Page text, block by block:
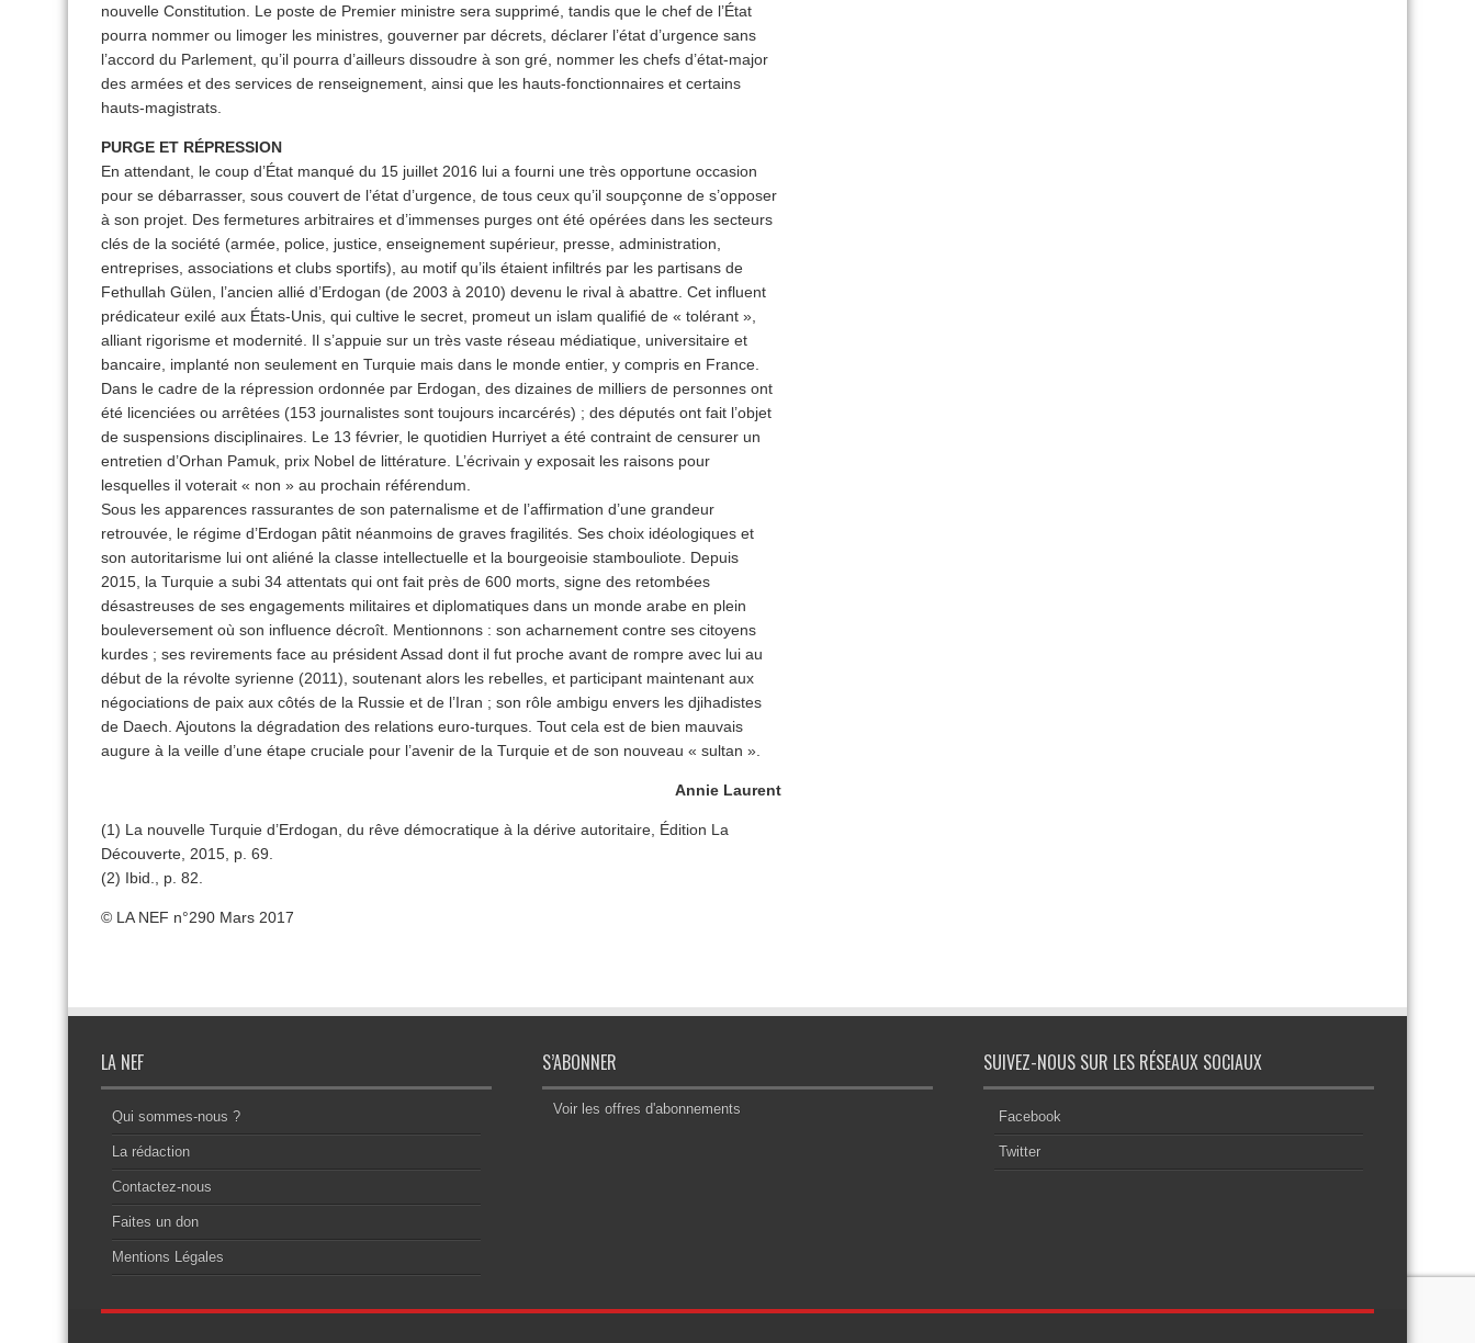
nouvelle Constitution. Le poste de Premier ministre sera supprimé, tandis que le chef de l’État
pourra nommer ou limoger les ministres, gouverner par décrets, déclarer l’état d’urgence sans
l’accord du Parlement, qu’il pourra d’ailleurs dissoudre à son gré, nommer les chefs d’état-major
des armées et des services de renseignement, ainsi que les hauts-fonctionnaires et certains
hauts-magistrats.
PURGE ET RÉPRESSION
En attendant, le coup d’État manqué du 15 juillet 2016 lui a fourni une très opportune occasion
pour se débarrasser, sous couvert de l’état d’urgence, de tous ceux qu’il soupçonne de s’opposer
à son projet. Des fermetures arbitraires et d’immenses purges ont été opérées dans les secteurs
clés de la société (armée, police, justice, enseignement supérieur, presse, administration,
entreprises, associations et clubs sportifs), au motif qu’ils étaient infiltrés par les partisans de
Fethullah Gülen, l’ancien allié d’Erdogan (de 2003 à 2010) devenu le rival à abattre. Cet influent
prédicateur exilé aux États-Unis, qui cultive le secret, promeut un islam qualifié de « tolérant »,
alliant rigorisme et modernité. Il s’appuie sur un très vaste réseau médiatique, universitaire et
bancaire, implanté non seulement en Turquie mais dans le monde entier, y compris en France.
Dans le cadre de la répression ordonnée par Erdogan, des dizaines de milliers de personnes ont
été licenciées ou arrêtées (153 journalistes sont toujours incarcérés) ; des députés ont fait l’objet
de suspensions disciplinaires. Le 13 février, le quotidien Hurriyet a été contraint de censurer un
entretien d’Orhan Pamuk, prix Nobel de littérature. L’écrivain y exposait les raisons pour
lesquelles il voterait « non » au prochain référendum.
Sous les apparences rassurantes de son paternalisme et de l’affirmation d’une grandeur
retrouvée, le régime d’Erdogan pâtit néanmoins de graves fragilités. Ses choix idéologiques et
son autoritarisme lui ont aliéné la classe intellectuelle et la bourgeoisie stambouliote. Depuis
2015, la Turquie a subi 34 attentats qui ont fait près de 600 morts, signe des retombées
désastreuses de ses engagements militaires et diplomatiques dans un monde arabe en plein
bouleversement où son influence décroît. Mentionnons : son acharnement contre ses citoyens
kurdes ; ses revirements face au président Assad dont il fut proche avant de rompre avec lui au
début de la révolte syrienne (2011), soutenant alors les rebelles, et participant maintenant aux
négociations de paix aux côtés de la Russie et de l’Iran ; son rôle ambigu envers les djihadistes
de Daech. Ajoutons la dégradation des relations euro-turques. Tout cela est de bien mauvais
augure à la veille d’une étape cruciale pour l’avenir de la Turquie et de son nouveau « sultan ».
Annie Laurent
(1) La nouvelle Turquie d’Erdogan, du rêve démocratique à la dérive autoritaire, Édition La
Découverte, 2015, p. 69.
(2) Ibid., p. 82.
© LA NEF n°290 Mars 2017
LA NEF
Qui sommes-nous ?
La rédaction
Contactez-nous
Faites un don
Mentions Légales
S’ABONNER
Voir les offres d'abonnements
SUIVEZ-NOUS SUR LES RÉSEAUX SOCIAUX
Facebook
Twitter